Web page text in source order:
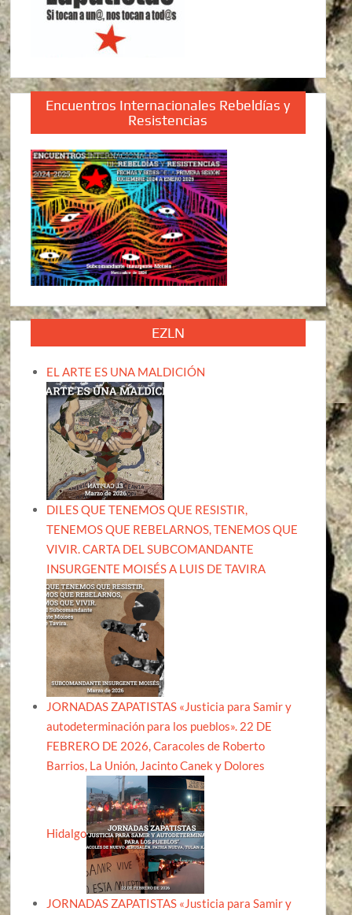
Encuentros Internacionales Rebeldías y
Resistencias
EZLN
EL ARTE ES UNA MALDICIÓN
DILES QUE TENEMOS QUE RESISTIR,
TENEMOS QUE REBELARNOS, TENEMOS QUE
VIVIR. CARTA DEL SUBCOMANDANTE
INSURGENTE MOISÉS A LUIS DE TAVIRA
JORNADAS ZAPATISTAS «Justicia para Samir y
autodeterminación para los pueblos». 22 DE
FEBRERO DE 2026, Caracoles de Roberto
Barrios, La Unión, Jacinto Canek y Dolores
Hidalgo
JORNADAS ZAPATISTAS «Justicia para Samir y